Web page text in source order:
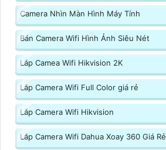
Camera Nhìn Màn Hình Máy Tính
Bán Camera Wifi Hình Ảnh Siêu Nét
Lắp Camea Wifi Hikvision 2K
Lắp Camera Wifi Full Color giá rẻ
Lắp Camera Wifi Hikvision
Lắp Camera Wifi Dahua Xoay 360 Giá Rẻ